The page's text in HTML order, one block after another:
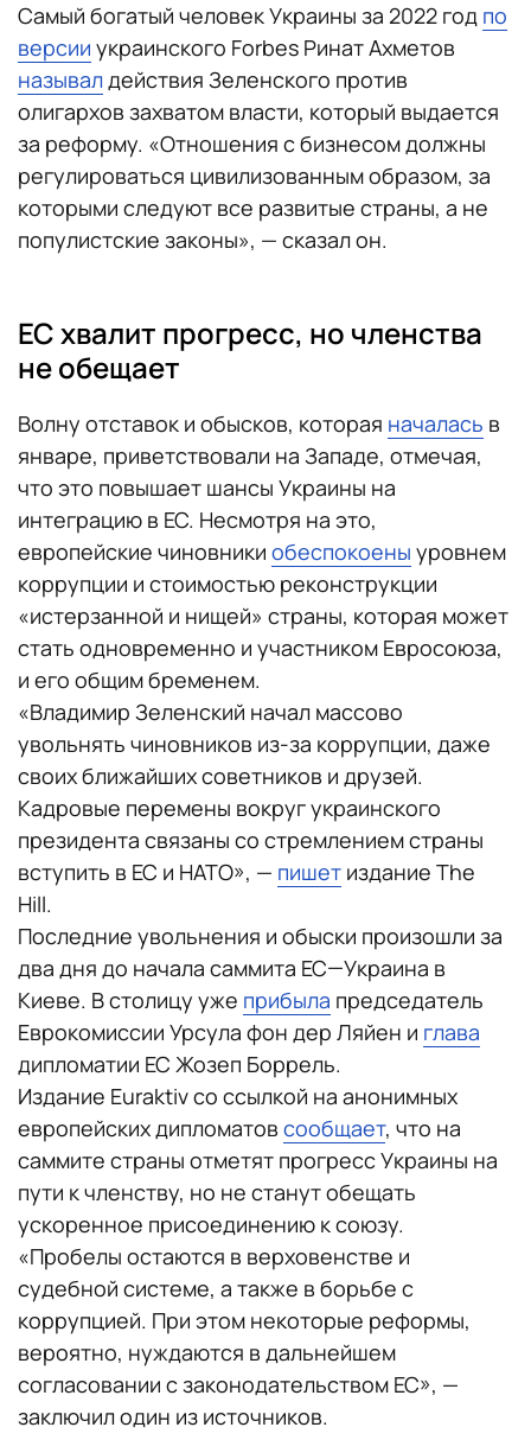
Самый богатый человек Украины за 2022 год по
версии украинского Forbes Ринат Ахметов
называл действия Зеленского против
олигархов захватом власти, который выдается
за реформу. «Отношения с бизнесом должны
регулироваться цивилизованным образом, за
которыми следуют все развитые страны, а не
популистские законы», — сказал он.
ЕС хвалит прогресс, но членства
не обещает
Волну отставок и обысков, которая началась в
январе, приветствовали на Западе, отмечая,
что это повышает шансы Украины на
интеграцию в ЕС. Несмотря на это,
европейские чиновники обеспокоены уровнем
коррупции и стоимостью реконструкции
«истерзанной и нищей» страны, которая может
стать одновременно и участником Евросоюза,
и его общим бременем.
«Владимир Зеленский начал массово
увольнять чиновников из-за коррупции, даже
своих ближайших советников и друзей.
Кадровые перемены вокруг украинского
президента связаны со стремлением страны
вступить в ЕС и НАТО», — пишет издание The
Hill.
Последние увольнения и обыски произошли за
два дня до начала саммита ЕС—Украина в
Киеве. В столицу уже прибыла председатель
Еврокомиссии Урсула фон дер Ляйен и глава
дипломатии ЕС Жозеп Боррель.
Издание Euraktiv со ссылкой на анонимных
европейских дипломатов сообщает, что на
саммите страны отметят прогресс Украины на
пути к членству, но не станут обещать
ускоренное присоединению к союзу.
«Пробелы остаются в верховенстве и
судебной системе, а также в борьбе с
коррупцией. При этом некоторые реформы,
вероятно, нуждаются в дальнейшем
согласовании с законодательством ЕС», —
заключил один из источников.